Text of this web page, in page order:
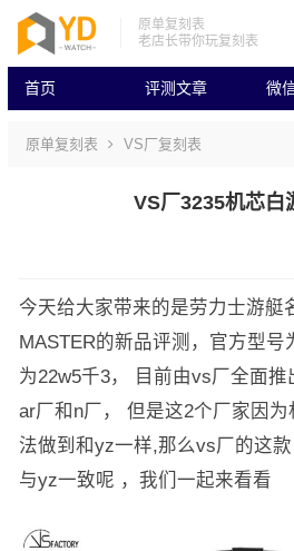
原单复刻表
老店长带你玩复刻表
首页 评测文章 微
原单复刻表 VS厂复刻表
VS厂3235机芯白
今天给大家带来的是劳力士游艇
MASTER的新品评测，官方型号
为22w5千3， 目前由vs厂全面
ar厂和n厂， 但是这2个厂家因
法做到和yz一样,那么vs厂的这
与yz一致呢 ，我们一起来看看